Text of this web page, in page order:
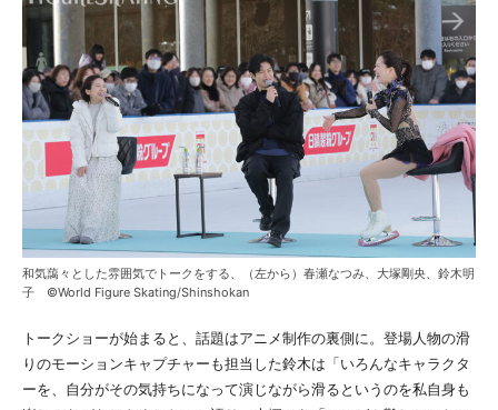
和気藹々とした雰囲気でトークをする、（左から）春瀬なつみ、大塚剛央、鈴木明
子 ©World Figure Skating/Shinshokan
トークショーが始まると、話題はアニメ制作の裏側に。登場人物の滑
りのモーションキャプチャーも担当した鈴木は「いろんなキャラクタ
ーを、自分がその気持ちになって演じながら滑るというのを私自身も